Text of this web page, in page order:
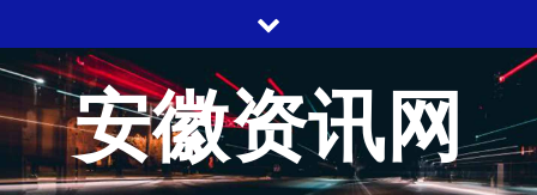
至
内
容
安徽资讯网